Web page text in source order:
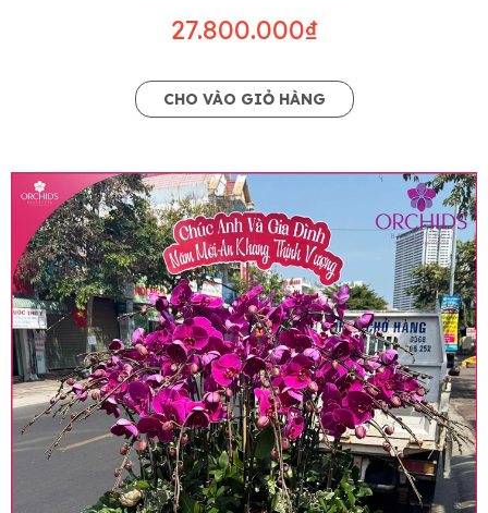
27.800.000₫
CHO VÀO GIỎ HÀNG